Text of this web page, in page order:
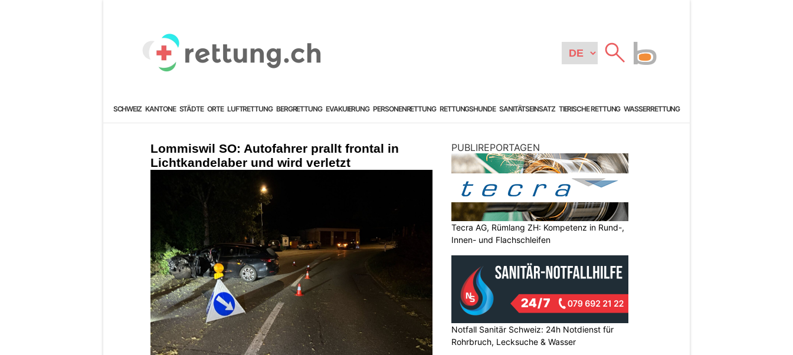
SCHWEIZ KANTONE STÄDTE ORTE LUFTRETTUNG BERGRETTUNG EVAKUIERUNG PERSONENRETTUNG RETTUNGSHUNDE SANITÄTSEINSATZ TIERISCHE RETTUNG WASSERRETTUNG
Lommiswil SO: Autofahrer prallt frontal in
Lichtkandelaber und wird verletzt
PUBLIREPORTAGEN
Tecra AG, Rümlang ZH: Kompetenz in Rund-,
Innen- und Flachschleifen
Notfall Sanitär Schweiz: 24h Notdienst für
Rohrbruch, Lecksuche & Wasser